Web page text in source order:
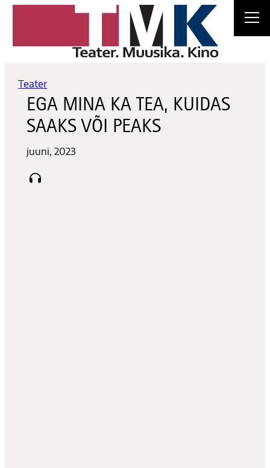
Teater
EGA MINA KA TEA, KUIDAS
SAAKS VÕI PEAKS
juuni, 2023